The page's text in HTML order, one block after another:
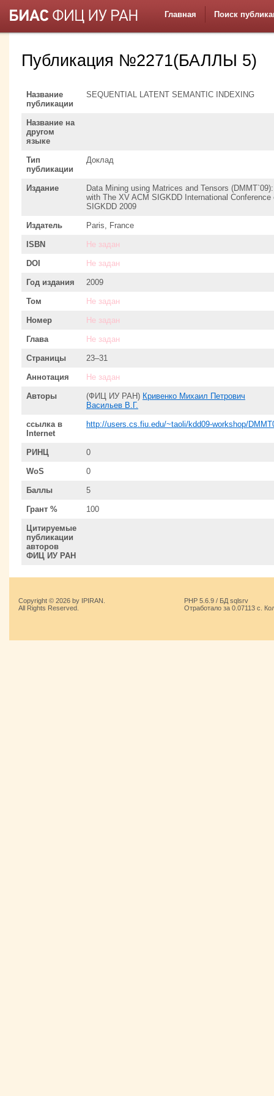
Главная Поиск
Публикация №2271(БАЛЛЫ 5)
Название
публикации
SEQUENTIAL LATENT SEMANTIC INDEXING
Название на
другом
языке
Тип
публикации
Доклад
Издание
Data Mining using Matrices and Tensors
with The XV ACM SIGKDD International
SIGKDD 2009
Издатель Paris, France
ISBN Не задан
DOI Не задан
Год издания 2009
Том Не задан
Номер Не задан
Глава Не задан
Страницы 23–31
Аннотация Не задан
Авторы (ФИЦ ИУ РАН) Кривенко Михаил Петрович
Васильев В.Г.
ссылка в
Internet
http://users.cs.fiu.edu/~taoli/kdd09-workshop/
РИНЦ 0
WoS 0
Баллы 5
Грант % 100
Цитируемые
публикации
авторов
ФИЦ ИУ РАН
Copyright © 2026 by IPIRAN.
All Rights Reserved.
PHP 5.6.9 / БД sqlsrv
Отработало за 0.07113 с.